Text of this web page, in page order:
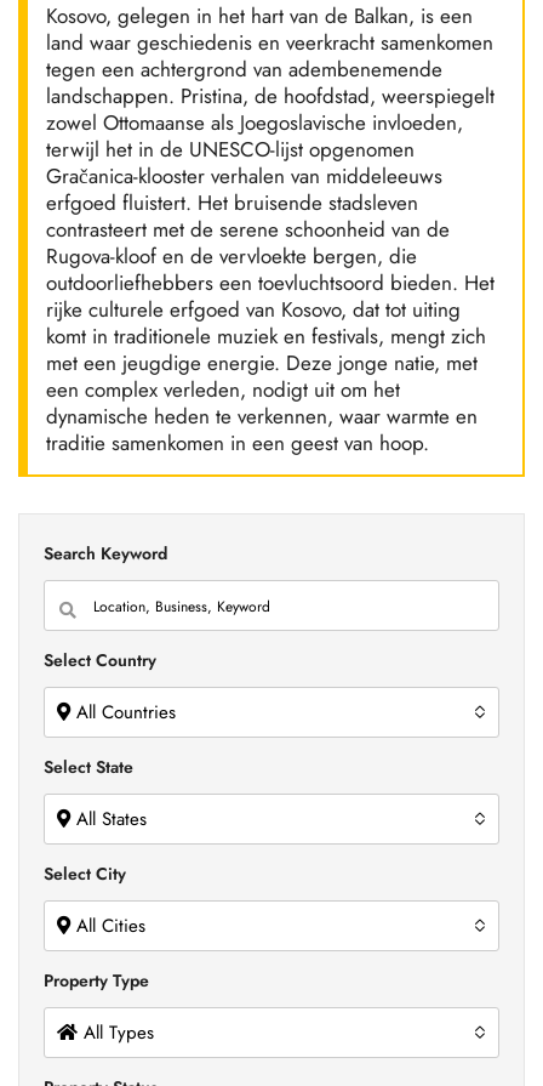
Kosovo, gelegen in het hart van de Balkan, is een
land waar geschiedenis en veerkracht samenkomen
tegen een achtergrond van adembenemende
landschappen. Pristina, de hoofdstad, weerspiegelt
zowel Ottomaanse als Joegoslavische invloeden,
terwijl het in de UNESCO-lijst opgenomen
Gračanica-klooster verhalen van middeleeuws
erfgoed fluistert. Het bruisende stadsleven
contrasteert met de serene schoonheid van de
Rugova-kloof en de vervloekte bergen, die
outdoorliefhebbers een toevluchtsoord bieden. Het
rijke culturele erfgoed van Kosovo, dat tot uiting
komt in traditionele muziek en festivals, mengt zich
met een jeugdige energie. Deze jonge natie, met
een complex verleden, nodigt uit om het
dynamische heden te verkennen, waar warmte en
traditie samenkomen in een geest van hoop.
Search Keyword
Select Country
All Countries
Select State
All States
Select City
All Cities
Property Type
All Types